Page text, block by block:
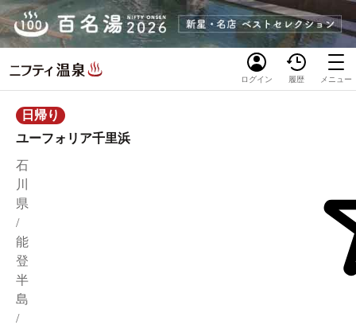
ログイン 履歴 メニュー
日帰り
ユーフォリア千里浜
石
川
県
/
能
登
半
島
/